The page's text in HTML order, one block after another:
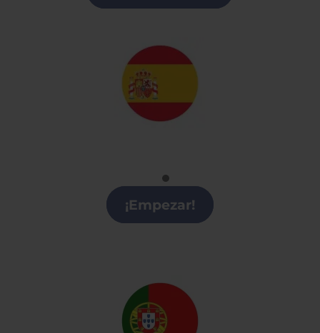
Clases de Español en Arroyomolinos
¡Empezar!